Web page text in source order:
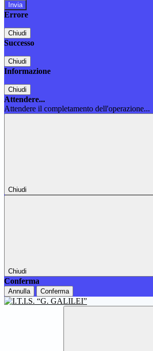
Errore
Chiudi
Successo
Chiudi
Informazione
Chiudi
Attendere...
Attendere il completamento dell'operazione...
Chiudi
Chiudi
Conferma
Annulla Conferma